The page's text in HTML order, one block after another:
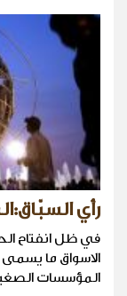
رأي
في ظل انفتاح
الاسواق ما يسمى
المؤسسات